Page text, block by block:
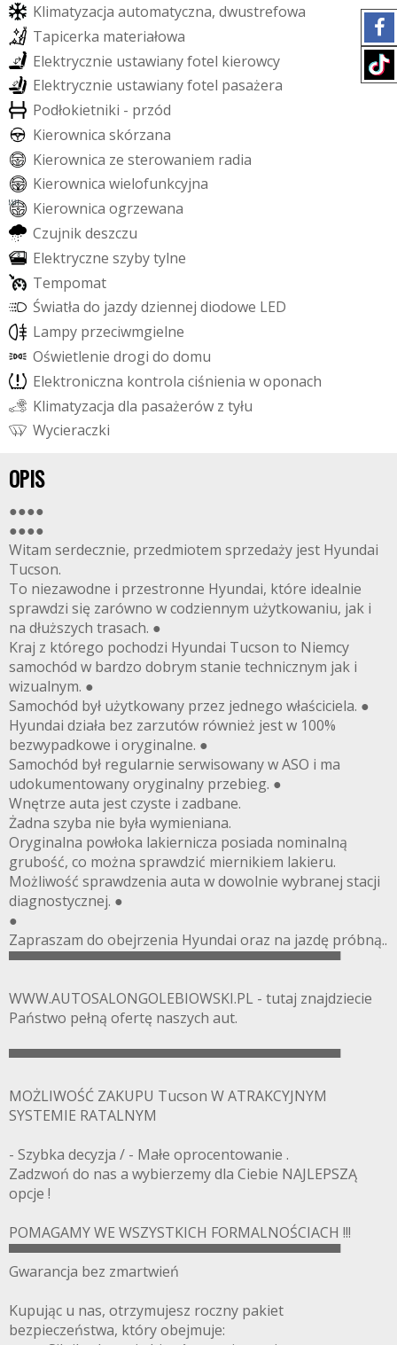
Klimatyzacja automatyczna, dwustrefowa
Tapicerka materiałowa
Elektrycznie ustawianyfotel kierowcy
Elektrycznie ustawianyfotel pasażera
Podłokietniki - przód
Kierownica skórzana
Kierownica ze sterowaniem radia
Kierownica wielofunkcyjna
Kierownica ogrzewana
Czujnikdeszczu
Elektryczne szybytylne
Tempomat
Światła do jazdydziennej diodowe LED
Lampy przeciwmgielne
Oświetlenie drogi do domu
Elektroniczna kontrola ciśnienia woponach
Klimatyzacja dla pasażerów z tyłu
Wycieraczki
OPIS
●●●●
●●●●
Witam serdecznie, przedmiotem sprzedaży jest Hyundai
Tucson.
To niezawodne i przestronne Hyundai, które idealnie
sprawdzi się zarówno w codziennym użytkowaniu, jak i
na dłuższych trasach. ●
Kraj z którego pochodzi Hyundai Tucson to Niemcy
samochód w bardzo dobrym stanie technicznym jak i
wizualnym. ●
Samochód był użytkowany przez jednego właściciela. ●
Hyundai działa bez zarzutów również jest w 100%
bezwypadkowe i oryginalne. ●
Samochód był regularnie serwisowany w ASO i ma
udokumentowany oryginalny przebieg. ●
Wnętrze auta jest czyste i zadbane.
Żadna szyba nie była wymieniana.
Oryginalna powłoka lakiernicza posiada nominalną
grubość, co można sprawdzić miernikiem lakieru.
Możliwość sprawdzenia auta w dowolnie wybranej stacji
diagnostycznej. ●
●
Zapraszam do obejrzenia Hyundai oraz na jazdę próbną..
▀▀▀▀▀▀▀▀▀▀▀▀▀▀▀▀▀▀▀▀▀▀▀▀▀▀▀▀▀▀▀▀▀▀
WWW.AUTOSALONGOLEBIOWSKI.PL - tutaj znajdziecie
Państwo pełną ofertę naszych aut.
▀▀▀▀▀▀▀▀▀▀▀▀▀▀▀▀▀▀▀▀▀▀▀▀▀▀▀▀▀▀▀▀▀▀
MOŻLIWOŚĆ ZAKUPU Tucson W ATRAKCYJNYM
SYSTEMIE RATALNYM
- Szybka decyzja / - Małe oprocentowanie .
Zadzwoń do nas a wybierzemy dla Ciebie NAJLEPSZĄ
opcje !
POMAGAMY WE WSZYSTKICH FORMALNOŚCIACH !!!
▀▀▀▀▀▀▀▀▀▀▀▀▀▀▀▀▀▀▀▀▀▀▀▀▀▀▀▀▀▀▀▀▀▀
Gwarancja bez zmartwień
Kupując u nas, otrzymujesz roczny pakiet
bezpieczeństwa, który obejmuje: